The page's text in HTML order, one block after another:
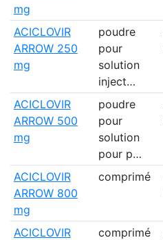
mg
ACICLOVIR
ARROW 250
mg
poudre
pour
solution
inject…
ACICLOVIR
ARROW 500
mg
poudre
pour
solution
pour p…
ACICLOVIR
ARROW 800
mg
comprimé
ACICLOVIR
comprimé